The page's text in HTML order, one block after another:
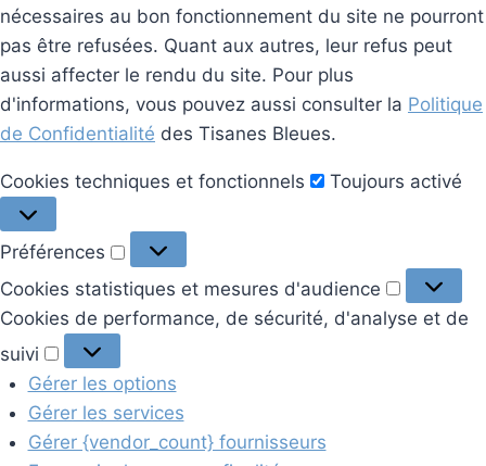
nécessaires au bon fonctionnement du site ne pourront
pas être refusées. Quant aux autres, leur refus peut
aussi affecter le rendu du site. Pour plus
d'informations, vous pouvez aussi consulter la Politique
de Confidentialité des Tisanes Bleues.
Cookies techniques et fonctionnels
Cookies
fonctionnels
Toujours activé
Préférences Préférences
Cookies statistiques et mesures d'audience
Cookies
Cookies de performance, de sécurité, d'analyse et de
suivi
Cookies
de
performance,
de
Gérer les options
Gérer les services
Gérer {vendor_count} fournisseurs